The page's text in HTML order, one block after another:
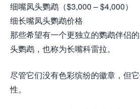
细嘴凤头鹦鹉（$3,000 – $4,000）
细长嘴凤头鹦鹉价格
那些希望有一个更独立的鹦鹉伴侣
头鹦鹉，也称为长嘴科雷拉。
尽管它们没有色彩缤纷的徽章，但
性。